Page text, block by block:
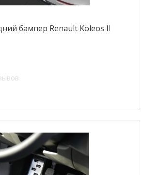
бампер Renault Koleos II